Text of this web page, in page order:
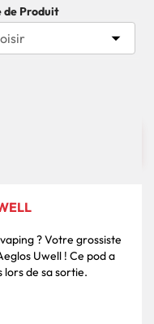
de Produit

? Votre grossiste
lors de sa sortie.